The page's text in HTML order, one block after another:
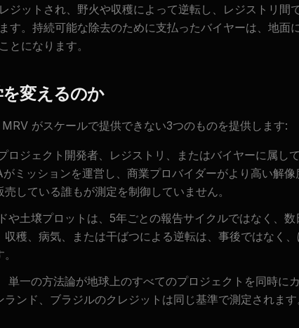
ジットされ、野火や収穫によって逆転し、レジストリ間
す。持続可能な除去のために支払ったバイヤーは、地面
とになります。
変えるのか
がスケールで提供できない3つのものを提供します:
ロジェクト開発者、レジストリ、またはバイヤーに属して
ミッションを運営し、商業プロバイダーがより高い解像
している誰もが測定を制御していません。
や土壌プロットは、5年ごとの報告サイクルではなく、数
収穫、病気、または干ばつによる逆転は、事後ではなく
単一の方法論が地球上のすべてのプロジェクトを同時に
ンド、ブラジルのクレジットは同じ基準で測定されます